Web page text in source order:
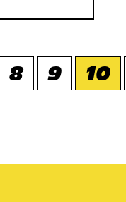
8 9
10